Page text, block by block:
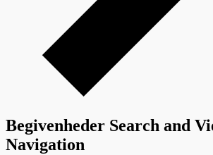
Begivenheder Search and
Navigation